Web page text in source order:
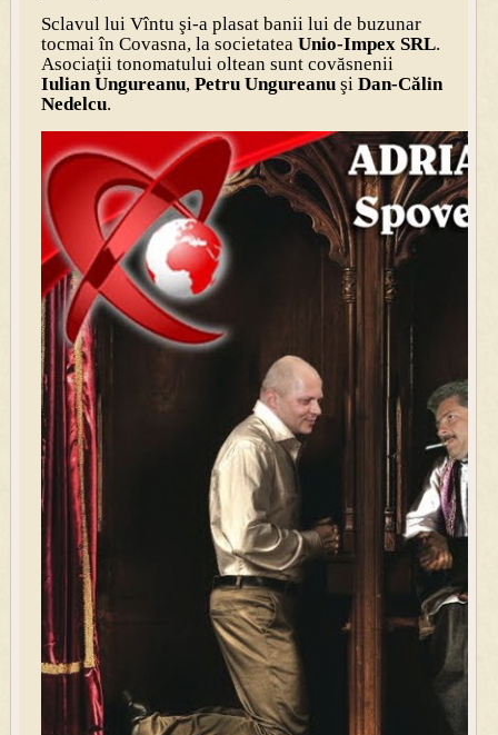
Sclavul lui Vîntu şi-a plasat banii lui de buzunar
tocmai în Covasna, la societatea Unio-Impex SRL.
Asociaţii tonomatului oltean sunt covăsnenii
Iulian Ungureanu, Petru Ungureanuşi Dan-Călin
Nedelcu.